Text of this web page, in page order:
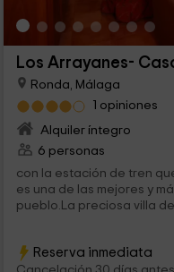
Los Arrayanes-
Ronda, Málaga
1 opiniones
Alquiler íntegro
6 personas
con la estación de tren
es una de las mejores y
pueblo.La preciosa villa
Reserva inmediata